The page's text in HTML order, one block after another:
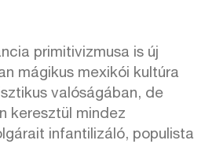
primitivizmusa is új
mágikus mexikói kultúra
valóságában, de
keresztül mindez
infantilizáló, populista